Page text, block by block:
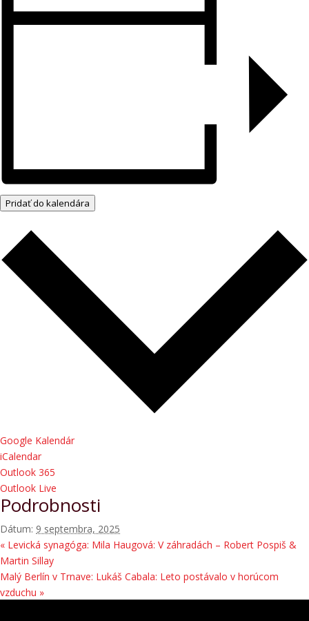
Pridať do kalendára
Google Kalendár
iCalendar
Outlook 365
Outlook Live
Podrobnosti
Dátum: 9 septembra, 2025
« Levická synagóga: Mila Haugová: V záhradách – Robert Pospiš &
Martin Sillay
Malý Berlín v Trnave: Lukáš Cabala: Leto postávalo v horúcom
vzduchu »